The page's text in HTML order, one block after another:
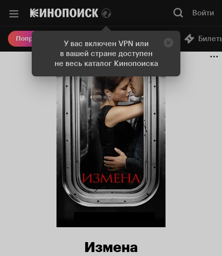
У вас включен VPN или
в вашей стране доступен
не весь каталог Кинопоиска
Войти
Попробовать Плюс Онлайн-кинотеатр
Измена